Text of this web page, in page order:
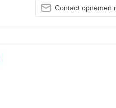
Contact opnemen